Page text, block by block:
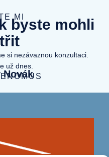
MI
byste mohli
si nezávaznou konzultaci.
už dnes.
Novák